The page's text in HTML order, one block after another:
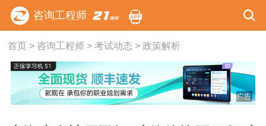
咨询工程师
首页> 咨询工程师> 考试动态 > 政策解析
广告